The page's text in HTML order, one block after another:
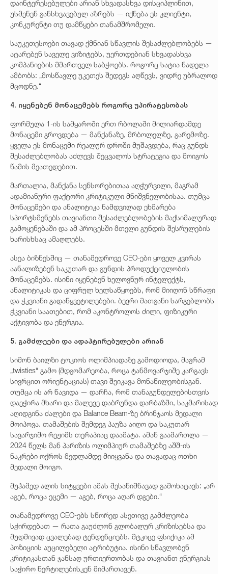
დაინტერესებულები არიან სხვადასხვა დისციპლინით,
უსმენენ განსხვავებულ აზრებს — იქნება ეს კლიენტი,
კონკურენტი თუ დამწყები თანამშრომელი.
საუკეთესოები თავად ქმნიან სწავლის შესაძლებლობებს —
ატარებენ საველე ვიზიტებს, უერთდებიან სხვადასხვა
კომპანიების მმართველ საბჭოებს. როგორც სატია ნადელა
ამბობს: „მოსწავლე უკეთეს შედეგს აღწევს, ვიდრე უბრალოდ
მცოდნე.“
4. იყენებენ მონაცემებს როგორც უპირატესობას
ფორმულა 1-ის სამყაროში ერთ რბოლაში მილიარდამდე
მონაცემი გროვდება — მანქანაზე, მრბოლელზე, გარემოზე.
ყველა ეს მონაცემი რეალურ დროში მუშავდება, რაც გუნდს
შესაძლებლობას აძლევს შეცვალოს სტრატეგია და მოიგოს
წამის მეათედებით.
მართალია, მანქანა სენსორებითაა აღჭურვილი, მაგრამ
ადამიანური ფაქტორი კრიტიკული მნიშვნელობისაა. თუმცა
მონაცემები და ანალიტიკა ნამდვილად ეხმარება
სპორტსმენებს თავიანთი შესაძლებლობების მაქსიმალურად
გამოყენებაში და ამ პროცესში მთელი გუნდის შესრულების
ხარისხსაც ამაღლებს.
ასეა ბიზნესშიც — თანამედროვე CEO-ები ყოველ კვირას
აანალიზებენ საკუთარ და გუნდის პროდუქტიულობის
მონაცემებს. ისინი იყენებენ ხელოვნურ ინტელექტს,
ანალიტიკას და ციფრულ ხელსაწყოებს, რომ მიიღონ სწრაფი
და ჭკვიანი გადაწყვეტილებები. ბევრი მათგანი სარგებლობს
ჭკვიანი საათებით, რომ აკონტროლოს ძილი, ფიზიკური
აქტივობა და ენერგია.
5. გამძლეები და ადაპტირებულები არიან
სიმონ ბაილზი ტოკიოს ოლიმპიადაზე გამოდიოდა, მაგრამ
„twisties“ გამო (მდგომარეობა, როცა ტანმოვარჯიშე კარგავს
სივრცით ორიენტაციას) თავი შეიკავა მონაწილეობისგან.
თუმცა ის არ წავიდა — დარჩა, რომ თანაგუნდელებისთვის
დაეჭირა მხარი და მალევე დაბრუნდა დარბაზში, საკმარისად
აღიდგინა ძალები და Balance Beam-ზე ბრინჯაოს მედალი
მოიპოვა. თამაშების შემდეგ პაუზა აიღო და საკუთარ
სავარჯიშო რეჟიმს თერაპიაც დაამატა. ამან გაამართლა —
2024 წელს მან პარიზის ოლიმპიურ თამაშებზე აშშ-ის
ნაკრები ოქროს მედლამდე მიიყვანა და თავადაც ოთხი
მედალი მოიგო.
მუჰამედ ალის სიტყვები ამას შესანიშნავად გამოხატავს: „არ
აგებ, როცა ეცემი — აგებ, როცა აღარ დგები.“
თანამედროვე CEO-ებს სწორედ ასეთივე გამძლეობა
სჭირდებათ — რათა გაუძლონ გლობალურ კრიზისებსა და
მუდმივად ცვალებად ტენდენციებს. მტკიცე ფსიქიკა ამ
პოზიციის აუცილებელი ატრიბუტია. ისინი სწავლობენ
კრიტიკასთან ჯანსაღ ურთიერთობას და თავიანთ ენერგიას
საჭირო წერტილებისკენ მიმართავენ.